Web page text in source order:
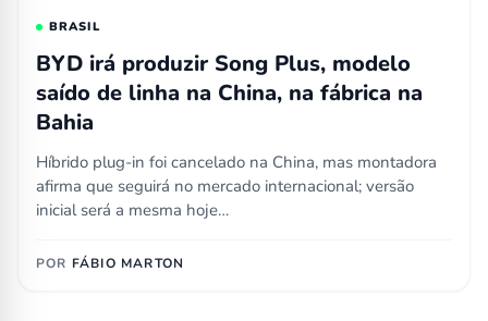
BRASIL
BYD irá produzir Song Plus, modelo
saído de linha na China, na fábrica na
Bahia
Híbrido plug-in foi cancelado na China, mas montadora
afirma que seguirá no mercado internacional; versão
inicial será a mesma hoje…
POR FÁBIO MARTON